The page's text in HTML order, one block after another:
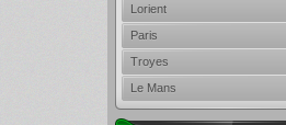
Lorient
Paris
Troyes
Le Mans